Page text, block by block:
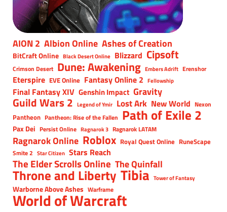
AION 2 Albion Online Ashes of Creation
BitCraft Online Black Desert Online Blizzard Cipsoft
Crimson Desert Dune: Awakening Embers Adrift Erenshor
Eterspire EVE Online Fantasy Online 2 Fellowship
Final Fantasy XIV Genshin Impact Gravity
Guild Wars 2 Legend of Ymir Lost Ark New World Nexon
Pantheon Pantheon: Rise of the Fallen Path of Exile 2
Pax Dei Persist Online Ragnarok 3 Ragnarok LATAM
Ragnarok Online Roblox Royal Quest Online RuneScape
Smite 2 Star Citizen Stars Reach
The Elder Scrolls Online The Quinfall
Throne and Liberty Tibia Tower of Fantasy
Warborne Above Ashes Warframe
World of Warcraft